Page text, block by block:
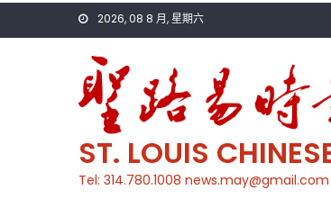
2026, 08 8 月, 星期六
ST. LOUIS
Tel: 314.780.1008 news.may@gmail.com